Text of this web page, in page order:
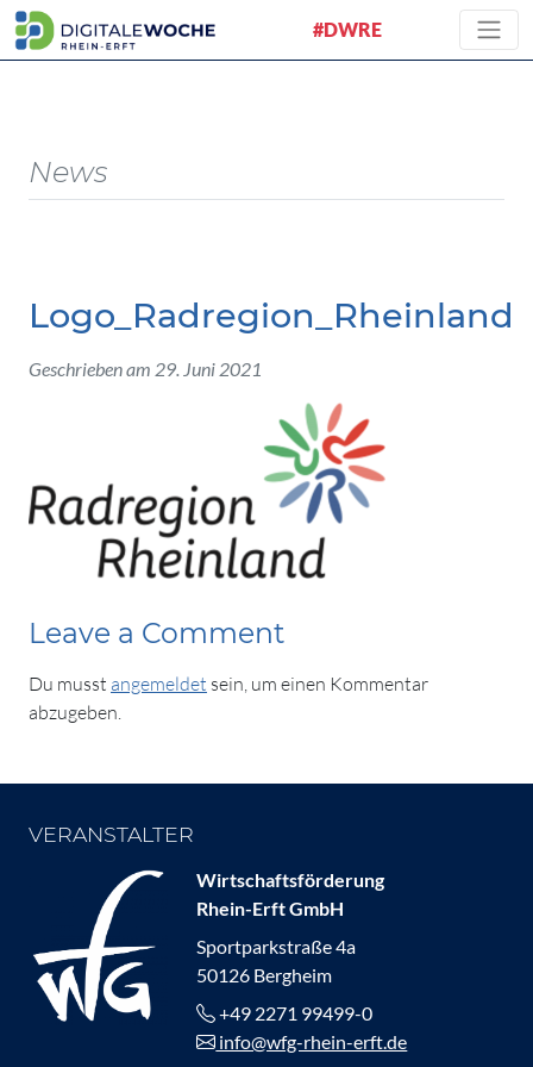
#DWRE
News
Logo_Radregion_Rheinland
Geschrieben am 29. Juni 2021
Leave a Comment
Du musst angemeldet sein, um einen Kommentar
abzugeben.
VERANSTALTER
Wirtschaftsförderung
Rhein-Erft GmbH
Sportparkstraße 4a
50126 Bergheim
+49 2271 99499-0
info@wfg-rhein-erft.de